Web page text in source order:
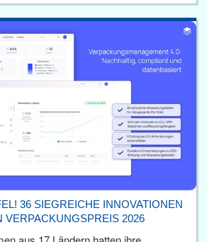
36 SIEGREICHE INNOVATIONEN
VERPACKUNGSPREIS 2026